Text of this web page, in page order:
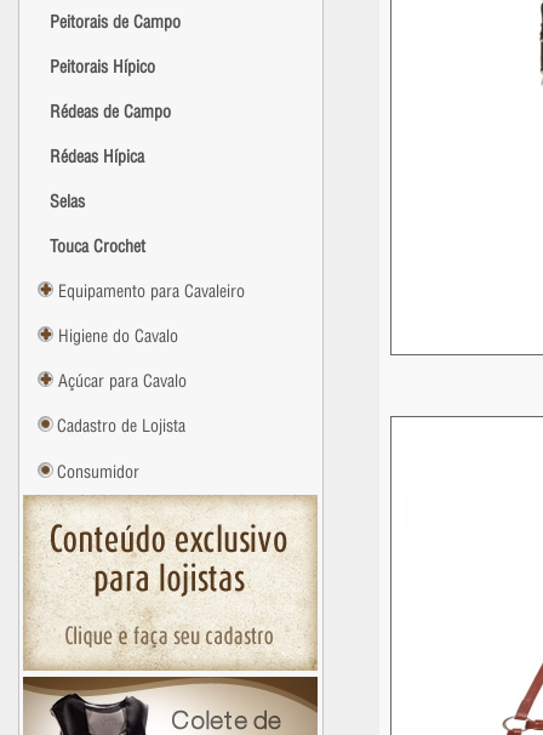
Peitorais de Campo
Peitorais Hípico
Rédeas de Campo
Rédeas Hípica
Selas
Touca Crochet
Equipamento para Cavaleiro
Higiene do Cavalo
Açúcar para Cavalo
Cadastro de Lojista
Consumidor